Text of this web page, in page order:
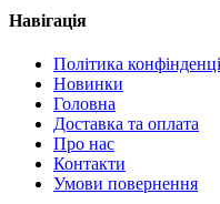
Навігація
Політика
Новинки
Головна
Доставка та оплата
Про нас
Контакти
Умови повернення